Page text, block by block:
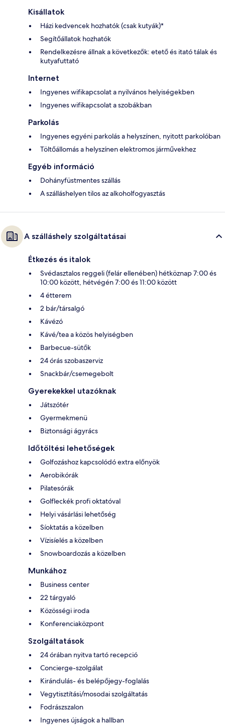
Kisállatok
Házi kedvencek hozhatók (csak kutyák)*
Segítőállatok hozhatók
Rendelkezésre állnak a következők: etető és itató tálak és
kutyafuttató
Internet
Ingyenes wifikapcsolat a nyilvános helyiségekben
Ingyenes wifikapcsolat a szobákban
Parkolás
Ingyenes egyéni parkolás a helyszínen, nyitott parkolóban
Töltőállomás a helyszínen elektromos járművekhez
Egyéb információ
Dohányfüstmentes szállás
A szálláshelyen tilos az alkoholfogyasztás
A szálláshely szolgáltatásai
Étkezés és italok
Svédasztalos reggeli (felár ellenében) hétköznap 7:00 és
10:00 között, hétvégén 7:00 és 11:00 között
4 étterem
2 bár/társalgó
Kávézó
Kávé/tea a közös helyiségben
Barbecue-sütők
24 órás szobaszerviz
Snackbár/csemegebolt
Gyerekekkel utazóknak
Játszótér
Gyermekmenü
Biztonsági ágyrács
Időtöltési lehetőségek
Golfozáshoz kapcsolódó extra előnyök
Aerobikórák
Pilatesórák
Golfleckék profi oktatóval
Helyi vásárlási lehetőség
Síoktatás a közelben
Vízisíelés a közelben
Snowboardozás a közelben
Munkához
Business center
22 tárgyaló
Közösségi iroda
Konferenciaközpont
Szolgáltatások
24 órában nyitva tartó recepció
Concierge-szolgálat
Kirándulás- és belépőjegy-foglalás
Vegytisztítási/mosodai szolgáltatás
Fodrászszalon
Ingyenes újságok a hallban